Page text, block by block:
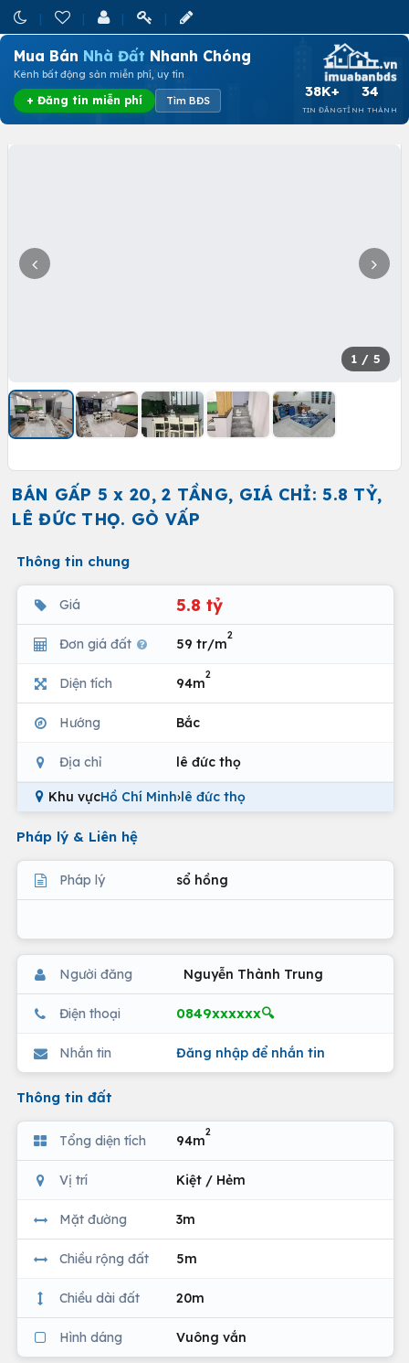
Mua Bán Nhà Đất Nhanh Chóng
Kênh bất động sản miễn phí, uy tín
+ Đăng tin miễn phí Tìm BĐS
38K+
TIN ĐĂNG
34
TỈNH THÀNH
1 / 5
BÁN GẤP 5 x 20, 2 TẦNG, GIÁ CHỈ: 5.8 TỶ,
LÊ ĐỨC THỌ. GÒ VẤP
Thông tin chung
Giá 5.8 tỷ
Đơn giá đất 59 tr/m
2
Diện tích 94m
2
Hướng Bắc
Địa chỉ lê đức thọ
Khu vựcHồ Chí Minh›lê đức thọ
Pháp lý & Liên hệ
Pháp lý sổ hồng
Người đăng Nguyễn Thành Trung
Điện thoại 0849xxxxxx🔍
Nhắn tin Đăng nhập để nhắn tin
Thông tin đất
Tổng diện tích 94m
2
Vị trí Kiệt / Hẻm
Mặt đường 3m
Chiều rộng đất 5m
Chiều dài đất 20m
Hình dáng Vuông vắn